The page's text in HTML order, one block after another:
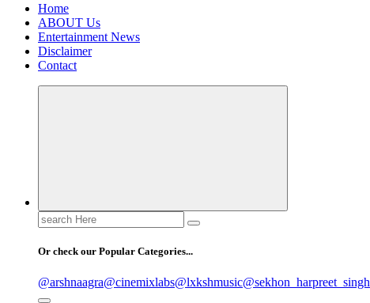
Home
ABOUT Us
Entertainment News
Disclaimer
Contact
Search
for:
Or check our Popular Categories...
@arshnaagra@cinemixlabs@lxkshmusic@sekhon_harpreet_singh